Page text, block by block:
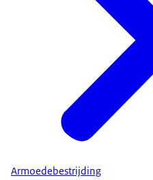
Armoedebestrijding